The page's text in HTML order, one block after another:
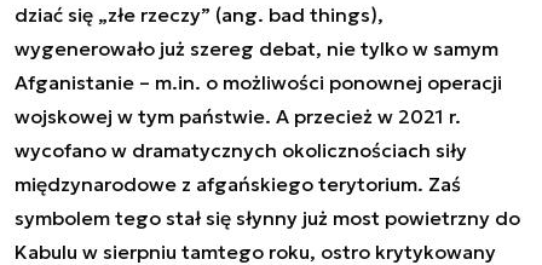
dziać się „złe rzeczy” (ang. bad things),
wygenerowało już szereg debat, nie tylko w samym
Afganistanie – m.in. o możliwości ponownej operacji
wojskowej w tym państwie. A przecież w 2021 r.
wycofano w dramatycznych okolicznościach siły
międzynarodowe z afgańskiego terytorium. Zaś
symbolem tego stał się słynny już most powietrzny do
Kabulu w sierpniu tamtego roku, ostro krytykowany